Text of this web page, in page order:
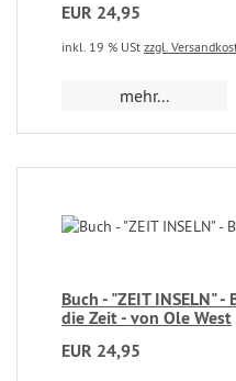
EUR 24,95
inkl. 19 % USt zzgl.
mehr...
Buch - "ZEIT INSELN"
die Zeit - von Ole West
EUR 24,95